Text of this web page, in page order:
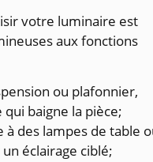
votre luminaire est
aux fonctions
ou plafonnier,
baigne la pièce;
à des lampes de table
éclairage ciblé;